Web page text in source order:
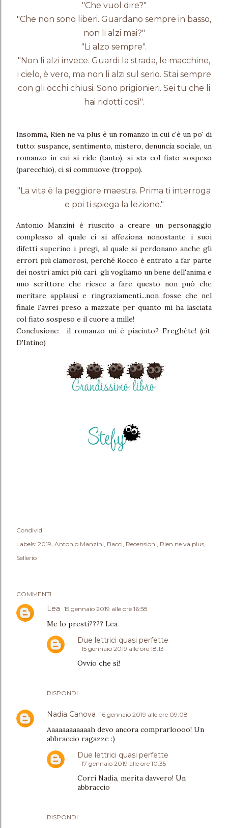
"Che vuol dire?"
"Che non sono liberi. Guardano sempre in basso,
non li alzi mai?"
"Li alzo sempre".
"Non li alzi invece. Guardi la strada, le macchine,
i cielo, è vero, ma non li alzi sul serio. Stai sempre
con gli occhi chiusi. Sono prigionieri. Sei tu che li
hai ridotti così".
Insomma, Rien ne va plus è un romanzo in cui c'è un po' di
tutto: suspance, sentimento, mistero, denuncia sociale, un
romanzo in cui si ride (tanto), si sta col fiato sospeso
(parecchio), ci si commuove (troppo).
"La vita è la peggiore maestra. Prima ti interroga
e poi ti spiega la lezione."
Antonio Manzini è riuscito a creare un personaggio
complesso al quale ci si affeziona nonostante i suoi
difetti superino i pregi, al quale si perdonano anche gli
errori più clamorosi, perché Rocco è entrato a far parte
dei nostri amici più cari, gli vogliamo un bene dell'anima e
uno scrittore che riesce a fare questo non può che
meritare applausi e ringraziamenti...non fosse che nel
finale l'avrei preso a mazzate per quanto mi ha lasciata
col fiato sospeso e il cuore a mille!
Conclusione: il romanzo mi è piaciuto? Freghète! (cit.
D'Intino)
Condividi
Labels: 2019 Antonio Manzini Bacci Recensioni Rien ne va plus
Sellerio
COMMENTI
Lea 15 gennaio 2019 alle ore 16:58
Me lo presti???? Lea
RISPONDI
Due lettrici quasi perfette
15 gennaio 2019 alle ore 18:13
Ovvio che sì!
Nadia Canova 16 gennaio 2019 alle ore 09:08
Aaaaaaaaaaaah devo ancora comprarloooo! Un
abbraccio ragazze :)
RISPONDI
Due lettrici quasi perfette
17 gennaio 2019 alle ore 10:35
Corri Nadia, merita davvero! Un
abbraccio